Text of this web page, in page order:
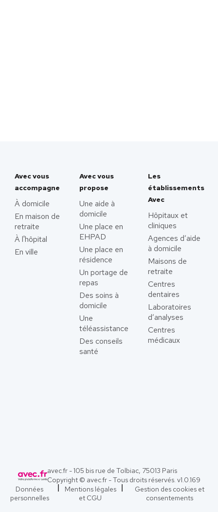
Avec vous
accompagne
À domicile
En maison de
retraite
À l'hôpital
En ville
Avec vous
propose
Une aide à
domicile
Une place en
EHPAD
Une place en
résidence
Un portage de
repas
Des soins à
domicile
Une
téléassistance
Des conseils
santé
Les
établissements
Avec
Hôpitaux et
cliniques
Agences d’aide
à domicile
Maisons de
retraite
Centres
dentaires
Laboratoires
d’analyses
Centres
médicaux
avec.fr - 105 bis rue de Tolbiac, 75013 Paris
Copyright © avec.fr - Tous droits réservés. v1.0.169
Données
personnelles
Mentions légales
et CGU
Gestion des cookies et
consentements